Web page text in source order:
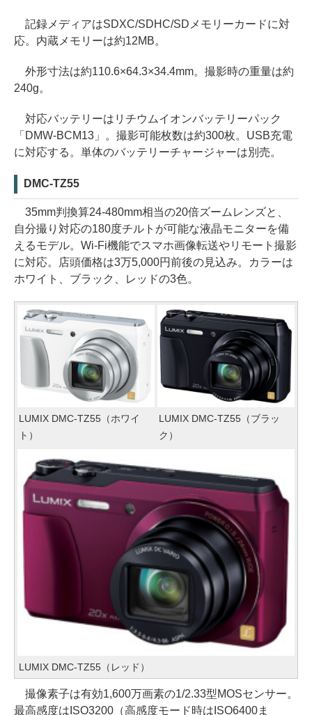
記録メディアはSDXC/SDHC/SDメモリーカードに対
応。内蔵メモリーは約12MB。
外形寸法は約110.6×64.3×34.4mm。撮影時の重量は約
240g。
対応バッテリーはリチウムイオンバッテリーパック
「DMW-BCM13」。撮影可能枚数は約300枚。USB充電
に対応する。単体のバッテリーチャージャーは別売。
DMC-TZ55
35mm判換算24-480mm相当の20倍ズームレンズと、
自分撮り対応の180度チルトが可能な液晶モニターを備
えるモデル。Wi-Fi機能でスマホ画像転送やリモート撮影
に対応。店頭価格は3万5,000円前後の見込み。カラーは
ホワイト、ブラック、レッドの3色。
LUMIX DMC-TZ55（ホワイ
ト）
LUMIX DMC-TZ55（ブラッ
ク）
LUMIX DMC-TZ55（レッド）
撮像素子は有効1,600万画素の1/2.33型MOSセンサー。
最高感度はISO3200（高感度モード時はISO6400ま